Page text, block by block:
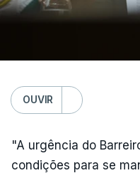
OUVIR
"A urgência do
condições para se